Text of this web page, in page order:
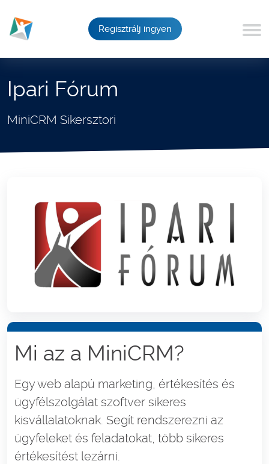
Regisztrálj ingyen
Ipari Fórum
MiniCRM Sikersztori
Mi az a MiniCRM?
Egy web alapú marketing, értékesítés és
ügyfélszolgálat szoftver sikeres
kisvállalatoknak. Segít rendszerezni az
ügyfeleket és feladatokat, több sikeres
értékesítést lezárni.